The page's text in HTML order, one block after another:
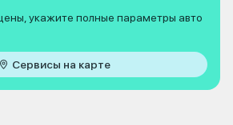
укажите полные параметры авто
Сервисы на карте